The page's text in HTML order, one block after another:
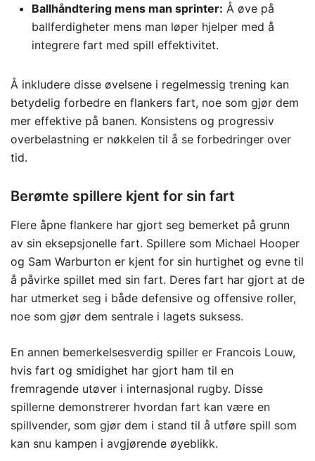
Ballhåndtering mens man sprinter: Å øve på
ballferdigheter mens man løper hjelper med å
integrere fart med spill effektivitet.
Å inkludere disse øvelsene i regelmessig trening kan
betydelig forbedre en flankers fart, noe som gjør dem
mer effektive på banen. Konsistens og progressiv
overbelastning er nøkkelen til å se forbedringer over
tid.
Berømte spillere kjent for sin fart
Flere åpne flankere har gjort seg bemerket på grunn
av sin eksepsjonelle fart. Spillere som Michael Hooper
og Sam Warburton er kjent for sin hurtighet og evne til
å påvirke spillet med sin fart. Deres fart har gjort at de
har utmerket seg i både defensive og offensive roller,
noe som gjør dem sentrale i lagets suksess.
En annen bemerkelsesverdig spiller er Francois Louw,
hvis fart og smidighet har gjort ham til en
fremragende utøver i internasjonal rugby. Disse
spillerne demonstrerer hvordan fart kan være en
spillvender, som gjør dem i stand til å utføre spill som
kan snu kampen i avgjørende øyeblikk.